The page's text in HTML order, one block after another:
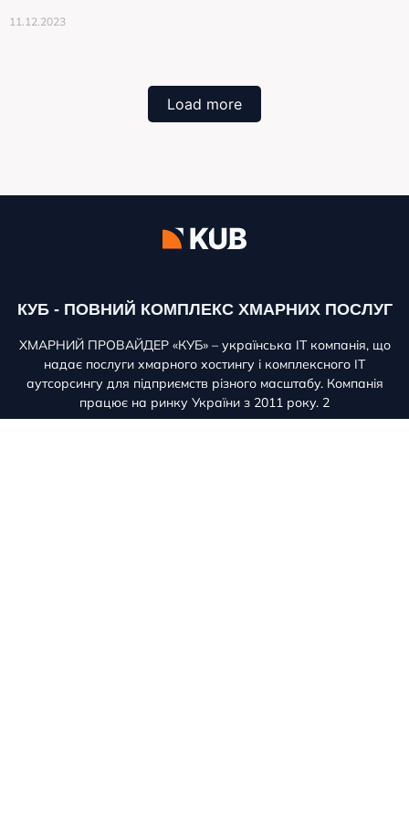
11.12.2023
Load more
КУБ - ПОВНИЙ КОМПЛЕКС ХМАРНИХ ПОСЛУГ
ХМАРНИЙ ПРОВАЙДЕР «КУБ» – українська ІТ компанія, що
надає послуги хмарного хостингу і комплексного ІТ
аутсорсингу для підприємств різного масштабу. Компанія
працює на ринку України з 2011 року. 2